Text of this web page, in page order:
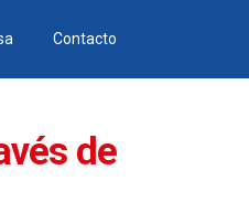
Contacto
de